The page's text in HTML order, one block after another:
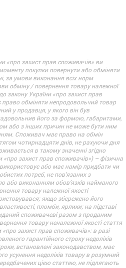
«про захист прав споживачів» ви
покупки повернути або обміняти
за умови виконання всіх норм
обміну / повернення товару належної
закону України «про захист прав
обміняти непродовольчий товар
у продавця, у якого він був
його за формою, габаритами,
або з інших причин не може бути ним
Споживач має право на обмін
чотирнадцяти днів, не рахуючи дня
в такому значенні згідно
«про захист прав споживачів») – фізична
або має намір придбати чи
потреб, не пов’язаних з
або виконанням обов’язків найманого
товару належної якості
якщо збережено його
пломби, ярлики; на підставі
споживачеві разом з проданим
товару неналежної якості стаття
«про захист прав споживачів»: в разі
гарантійного строку недоліків
встановлені законодавством, має
усунення недоліків товару в розумний
цією статтею, не підлягають